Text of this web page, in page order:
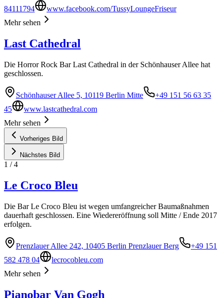
84111794
www.facebook.com/TussyLoungeFriseur
Mehr sehen
Last Cathedral
Die Horror Rock Bar Last Cathedral in der Schönhauser Allee hat
geschlossen.
Schönhauser Allee 5, 10119 Berlin Mitte
+49 151 56 63 35
45
www.lastcathedral.com
Mehr sehen
Vorheriges Bild
Nächstes Bild
1 /4
Le Croco Bleu
Die Bar Le Croco Bleu ist wegen umfangreicher Baumaßnahmen
dauerhaft geschlossen. Eine Wiedereröffnung soll Mitte / Ende 2017
erfolgen.
Prenzlauer Allee 242, 10405 Berlin Prenzlauer Berg
+49 151
582 478 04
lecrocobleu.com
Mehr sehen
Pianobar Van Gogh